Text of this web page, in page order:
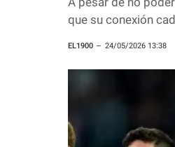
que su conexión
EL1900 24/05/2026 13:38